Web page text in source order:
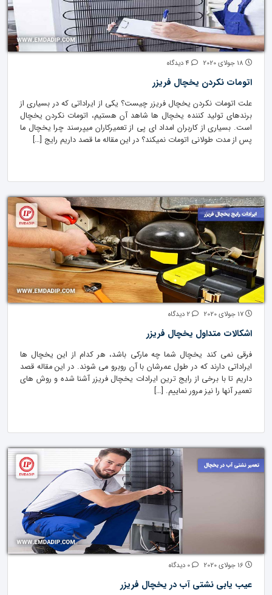
اتومات نکردن یخچال فریزر
علت اتومات نکردن یخچال فریزر چیست؟ یکی از ایراداتی که در بسیاری از
برندهای تولید کننده یخچال ها شاهد آن هستیم، اتومات نکردن یخچال
است. بسیاری از کاربران امداد ای پی از تعمیرکاران میپرسند چرا یخچال ما
پس از مدت طولانی اتومات نمیکند؟ در این مقاله ما قصد داریم رایج […]
اشکالات متداول یخچال فریزر
فرقی نمی کند یخچال شما چه مارکی باشد، هر کدام از این یخچال ها
ایراداتی دارند که در طول عمرشان با آن روبرو می شوند. در این مقاله قصد
داریم تا با برخی از رایج ترین ایرادات یخچال فریزر آشنا شده و روش های
تعمیر آنها را نیز مرور نماییم. […]
عیب یابی نشتی آب در یخچال فریزر